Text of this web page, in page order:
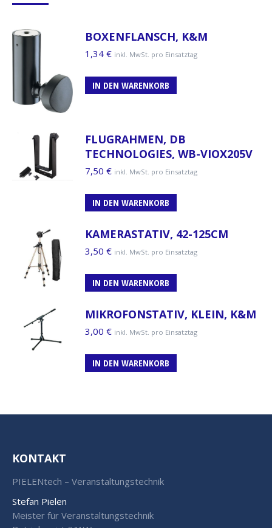
BOXENFLANSCH, K&M
1,34 € inkl. MwSt. pro Einsatztag
IN DEN WARENKORB
FLUGRAHMEN, DB
TECHNOLOGIES, WB-VIOX205V
7,50 € inkl. MwSt. pro Einsatztag
IN DEN WARENKORB
KAMERASTATIV, 42-125CM
3,50 € inkl. MwSt. pro Einsatztag
IN DEN WARENKORB
MIKROFONSTATIV, KLEIN, K&M
3,00 € inkl. MwSt. pro Einsatztag
IN DEN WARENKORB
KONTAKT
PIELENtech – Veranstaltungstechnik
Stefan Pielen
Meister für Veranstaltungstechnik